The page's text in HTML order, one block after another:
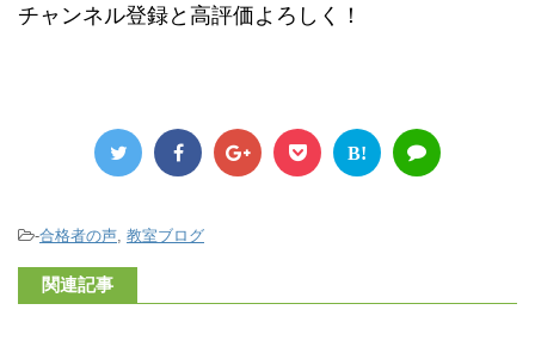
チャンネル登録と高評価よろしく！
B!
-合格者の声 教室ブログ
関連記事